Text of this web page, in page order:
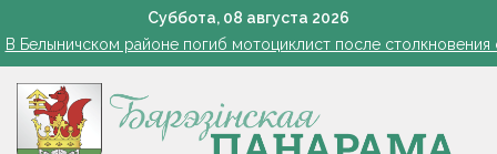
Суббота, 08 августа 2026
Белоруска Орел завоевала серебро чемпионата Европы по
В Белыничском районе погиб мотоциклист после
Есть комбайнеры-тысячники в «Здравушка-Агро»
101 год — целая эпоха!